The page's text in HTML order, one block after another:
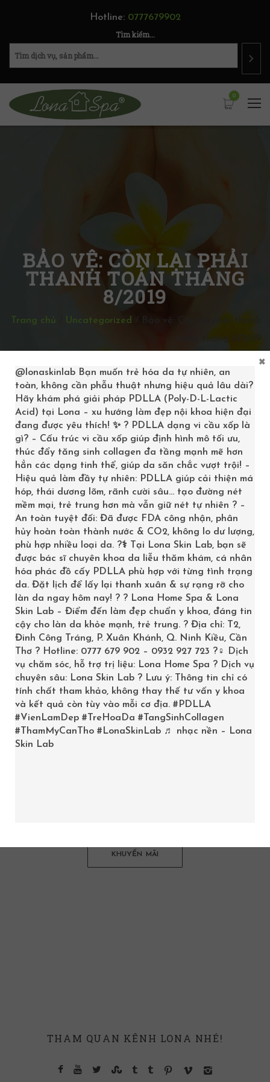
Hotline: 0777679902
Tìm kiếm...
0
BẢO VỆ: CÒN LẠI PHẢI
THANH TOÁN THÁNG
8/2019
Trang chủ Uncategorized
Bảo vệ: Còn lại phải thanh
toán tháng 8/2019
Nội dung này được bảo vệ bằng mật khẩu. Để xem, vui
lòng nhập mật khẩu bên dưới.
Mật khẩu:
GIỜ LÀM VIỆC
9:00am -08:00pm
Thứ Hai đến Thứ Bảy
Chúa Nhật: OFF
KHUYẾN MÃI
THAM QUAN KÊNH LONA NHÉ!
@lonaskinlab Bạn muốn trẻ hóa da tự nhiên, an
toàn, không cần phẫu thuật nhưng hiệu quả lâu dài?
Hãy khám phá giải pháp PDLLA (Poly-D-L-Lactic
Acid) tại Lona – xu hướng làm đẹp nội khoa hiện đại
đang được yêu thích! ✨ ? PDLLA dạng vi cầu xốp là
gì? – Cấu trúc vi cầu xốp giúp định hình mô tối ưu,
thúc đẩy tăng sinh collagen đa tầng mạnh mẽ hơn
hẳn các dạng tinh thể, giúp da săn chắc vượt trội! –
Hiệu quả làm đầy tự nhiên: PDLLA giúp cải thiện má
hóp, thái dương lõm, rãnh cười sâu… tạo đường nét
mềm mại, trẻ trung hơn mà vẫn giữ nét tự nhiên ? –
An toàn tuyệt đối: Đã được FDA công nhận, phân
hủy hoàn toàn thành nước & CO2, không lo dư lượng,
phù hợp nhiều loại da. ?‍⚕️ Tại Lona Skin Lab, bạn sẽ
được bác sĩ chuyên khoa da liễu thăm khám, cá nhân
hóa phác đồ cấy PDLLA phù hợp với từng tình trạng
da. Đặt lịch để lấy lại thanh xuân & sự rạng rỡ cho
làn da ngay hôm nay! ? ? Lona Home Spa & Lona
Skin Lab – Điểm đến làm đẹp chuẩn y khoa, đáng tin
cậy cho làn da khỏe mạnh, trẻ trung. ? Địa chỉ: T2,
Đinh Công Tráng, P. Xuân Khánh, Q. Ninh Kiều, Cần
Thơ ? Hotline: 0777 679 902 – 0932 927 723 ?‍♀️ Dịch
vụ chăm sóc, hỗ trợ trị liệu: Lona Home Spa ? Dịch vụ
chuyên sâu: Lona Skin Lab ? Lưu ý: Thông tin chỉ có
tính chất tham khảo, không thay thế tư vấn y khoa
và kết quả còn tùy vào mỗi cơ địa. #PDLLA
#VienLamDep #TreHoaDa #TangSinhCollagen
#ThamMyCanTho #LonaSkinLab ♬ nhạc nền – Lona
Skin Lab
×